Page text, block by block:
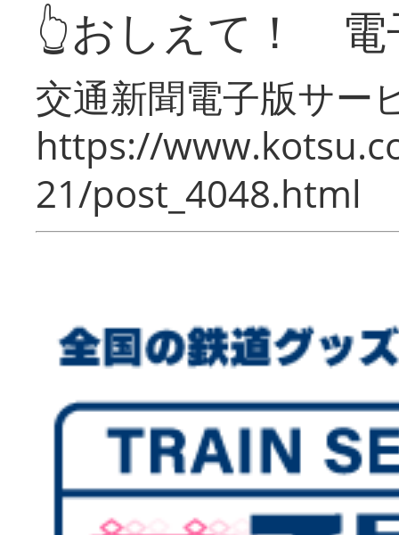
👆おしえて！ 電
交通新聞電子版サー
https://
21/post_4048.html